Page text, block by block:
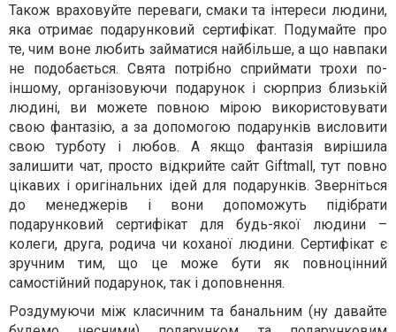
Також враховуйте переваги, смаки та інтереси людини,
яка отримає подарунковий сертифікат. Подумайте про
те, чим воне любить займатися найбільше, а що навпаки
не подобається. Свята потрібно сприймати трохи по-
іншому, організовуючи подарунок і сюрприз близькій
людині, ви можете повною мірою використовувати
свою фантазію, а за допомогою подарунків висловити
свою турботу і любов. А якщо фантазія вирішила
залишити чат, просто відкрийте сайт Giftmall, тут повно
цікавих і оригінальних ідей для подарунків. Зверніться
до менеджерів і вони допоможуть підібрати
подарунковий сертифікат для будь-якої людини –
колеги, друга, родича чи коханої людини. Сертифікат є
зручним тим, що це може бути як повноцінний
самостійний подарунок, так і доповнення.
Роздумуючи між класичним та банальним (ну давайте